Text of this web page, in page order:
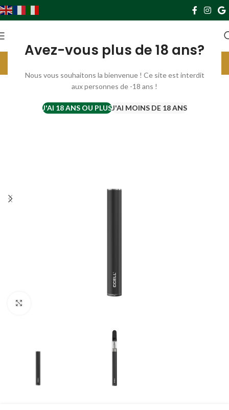
Avez-vous plus de 18 ans?
Nous vous souhaitons la bienvenue ! Ce site est interdit
aux personnes de -18 ans !
J'AI 18 ANS OU PLUSJ'AI MOINS DE 18 ANS
Livraison gratuite France à partir de 69€. Europe à partir de 119€